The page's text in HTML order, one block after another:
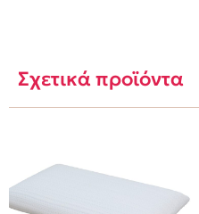
Σχετικά προϊόντα